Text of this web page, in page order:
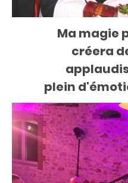
Ma magie
créera
plein